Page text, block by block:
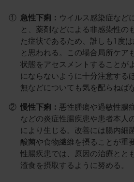
① 急性下痢： ウイルス感染症など
と、薬剤などによる非感染性の
た症状であるため、誰しも1度
と思われる。この場合局所ケア
状態をアセスメントすることが
にならないように十分注意する
無などについても気を配らねば
② 慢性下痢： 悪性腫瘍や過敏性腸
などの炎症性腸疾患や患者本人
により生じる。改善には腸内細
酸菌や食物繊維を摂ることが重
性腸疾患では、原因の治療とと
渣食を摂取するように努める。